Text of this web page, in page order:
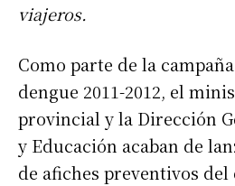
viajeros.
Como parte de la
dengue 2011-2012, el
provincial y la Dirección
y Educación acaban de
de afiches preventivos del